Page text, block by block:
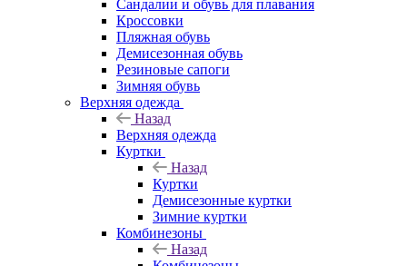
Сандалии и обувь для плавания
Кроссовки
Пляжная обувь
Демисезонная обувь
Резиновые сапоги
Зимняя обувь
Верхняя одежда
Назад
Верхняя одежда
Куртки
Назад
Куртки
Демисезонные куртки
Зимние куртки
Комбинезоны
Назад